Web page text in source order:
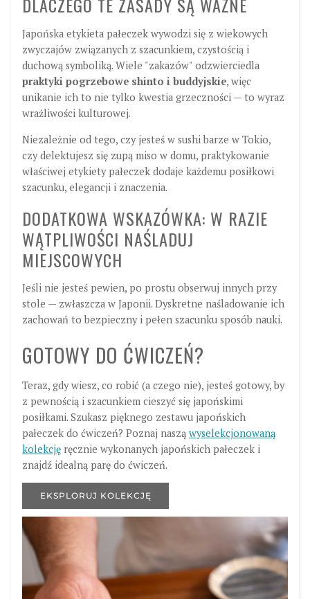
Japońska etykieta pałeczek wywodzi się z wiekowych
zwyczajów związanych z szacunkiem, czystością i
duchową symboliką. Wiele "zakazów" odzwierciedla
praktyki pogrzebowe shinto i buddyjskie, więc
unikanie ich to nie tylko kwestia grzeczności — to wyraz
wrażliwości kulturowej.
Niezależnie od tego, czy jesteś w sushi barze w Tokio,
czy delektujesz się zupą miso w domu, praktykowanie
właściwej etykiety pałeczek dodaje każdemu posiłkowi
szacunku, elegancji i znaczenia.
DODATKOWA WSKAZÓWKA: W RAZIE
WĄTPLIWOŚCI NAŚLADUJ
MIEJSCOWYCH
Jeśli nie jesteś pewien, po prostu obserwuj innych przy
stole — zwłaszcza w Japonii. Dyskretne naśladowanie ich
zachowań to bezpieczny i pełen szacunku sposób nauki.
GOTOWY DO ĆWICZEŃ?
Teraz, gdy wiesz, co robić (a czego nie), jesteś gotowy, by
z pewnością i szacunkiem cieszyć się japońskimi
posiłkami. Szukasz pięknego zestawu japońskich
pałeczek do ćwiczeń? Poznaj naszą wyselekcjonowaną
kolekcję ręcznie wykonanych japońskich pałeczek i
znajdź idealną parę do ćwiczeń.
EKSPLORUJ KOLEKCJĘ